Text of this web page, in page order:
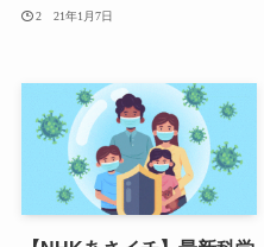
2021年1月7日